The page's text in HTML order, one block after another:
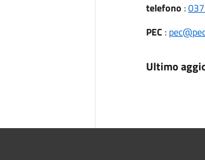
telefono :
PEC :
Ultimo